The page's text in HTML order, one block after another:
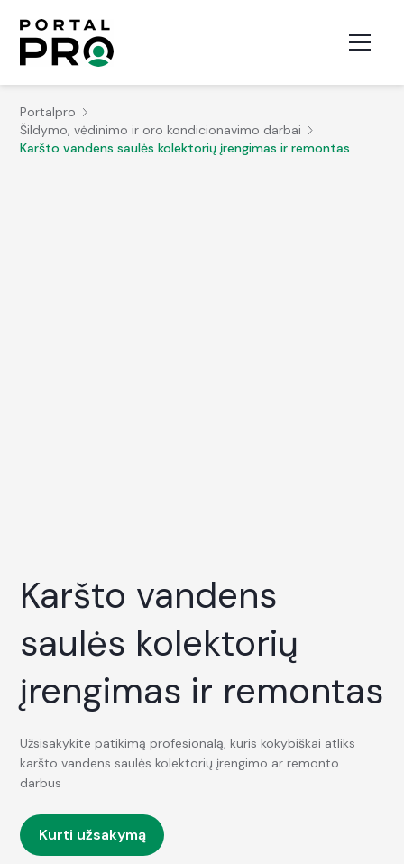
Portalpro
Šildymo, vėdinimo ir oro kondicionavimo darbai
Karšto vandens saulės kolektorių įrengimas ir remontas
Karšto vandens
saulės kolektorių
įrengimas ir remontas
Užsisakykite patikimą profesionalą, kuris kokybiškai atliks
karšto vandens saulės kolektorių įrengimo ar remonto
darbus
Kurti užsakymą